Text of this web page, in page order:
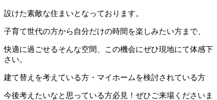
設けた素敵な住まいとなっております。
子育て世代の方から自分だけの時間を楽しみたい方まで、
快適に過ごせるそんな空間、この機会にぜひ現地にて体感下
さい。
建て替えを考えている方・マイホームを検討されている方
今後考えたいなと思っている方必見！ぜひご来場くださいま